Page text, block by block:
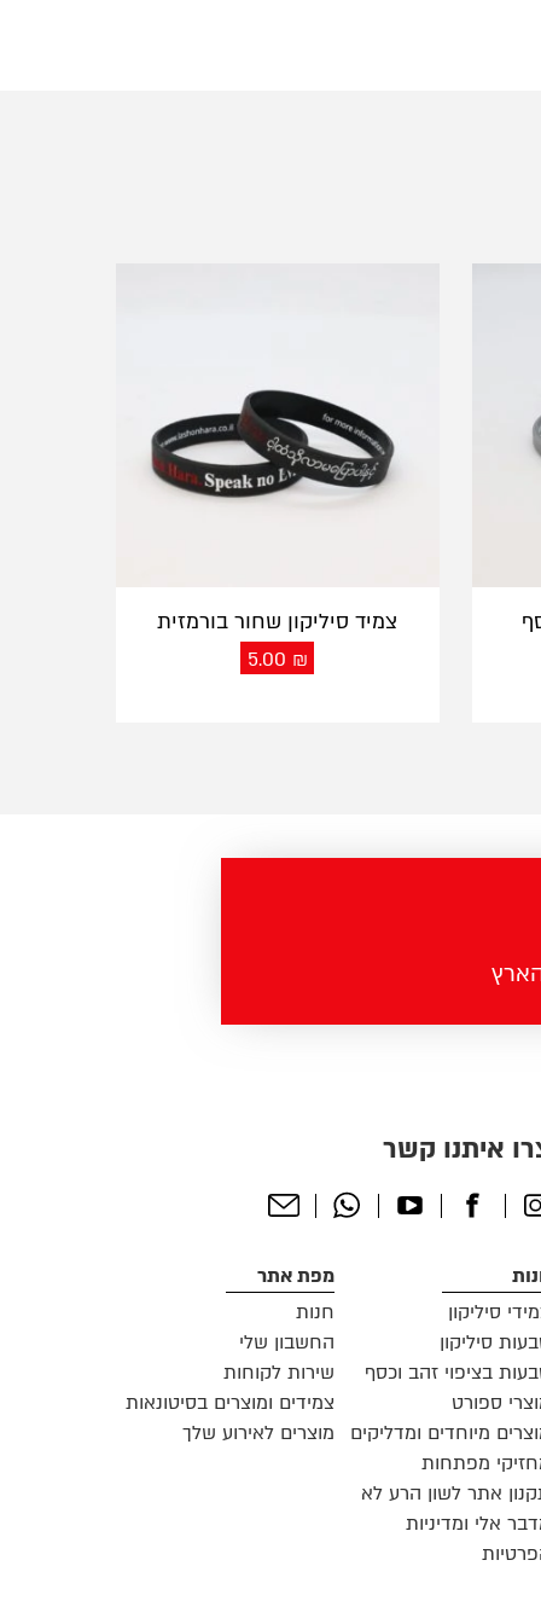
צמיד סיליקון שחור בורמזית
5.00 ₪
איתנו קשר
Facebook
Youtube
Whatsapp
Send
סיליקון
סיליקון
בציפוי זהב וכסף
ספורט
מיוחדים ומדליקים
מפתחות
אתר לשון הרע לא
אלי ומדיניות
מפת אתר
חנות
החשבון שלי
שירות לקוחות
צמידים ומוצרים בסיטונאות
מוצרים לאירוע שלך